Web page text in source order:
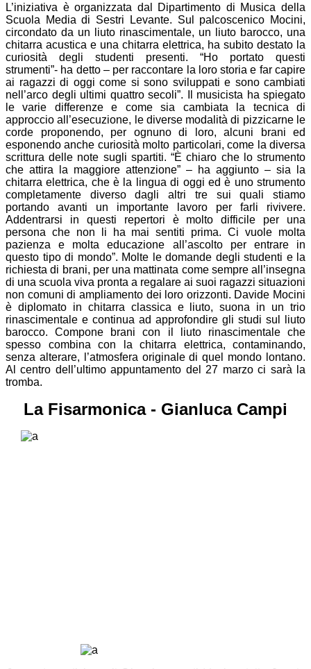
L’iniziativa è organizzata dal Dipartimento di Musica della
Scuola Media di Sestri Levante. Sul palcoscenico Mocini,
circondato da un liuto rinascimentale, un liuto barocco, una
chitarra acustica e una chitarra elettrica, ha subito destato la
curiosità degli studenti presenti. “Ho portato questi
strumenti”- ha detto – per raccontare la loro storia e far capire
ai ragazzi di oggi come si sono sviluppati e sono cambiati
nell’arco degli ultimi quattro secoli”. Il musicista ha spiegato
le varie differenze e come sia cambiata la tecnica di
approccio all’esecuzione, le diverse modalità di pizzicarne le
corde proponendo, per ognuno di loro, alcuni brani ed
esponendo anche curiosità molto particolari, come la diversa
scrittura delle note sugli spartiti. “È chiaro che lo strumento
che attira la maggiore attenzione” – ha aggiunto – sia la
chitarra elettrica, che è la lingua di oggi ed è uno strumento
completamente diverso dagli altri tre sui quali stiamo
portando avanti un importante lavoro per farli rivivere.
Addentrarsi in questi repertori è molto difficile per una
persona che non li ha mai sentiti prima. Ci vuole molta
pazienza e molta educazione all’ascolto per entrare in
questo tipo di mondo”. Molte le domande degli studenti e la
richiesta di brani, per una mattinata come sempre all’insegna
di una scuola viva pronta a regalare ai suoi ragazzi situazioni
non comuni di ampliamento dei loro orizzonti. Davide Mocini
è diplomato in chitarra classica e liuto, suona in un trio
rinascimentale e continua ad approfondire gli studi sul liuto
barocco. Compone brani con il liuto rinascimentale che
spesso combina con la chitarra elettrica, contaminando,
senza alterare, l’atmosfera originale di quel mondo lontano.
Al centro dell’ultimo appuntamento del 27 marzo ci sarà la
tromba.
La Fisarmonica - Gianluca Campi